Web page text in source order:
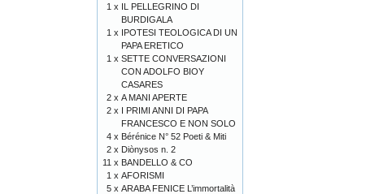
1 x IL PELLEGRINO DI
BURDIGALA
1 x IPOTESI TEOLOGICA DI UN
PAPA ERETICO
1 x SETTE CONVERSAZIONI
CON ADOLFO BIOY
CASARES
2 x A MANI APERTE
2 x I PRIMI ANNI DI PAPA
FRANCESCO E NON SOLO
4 x Bérénice N° 52 Poeti & Miti
2 x Diònysos n. 2
11 x BANDELLO & CO
1 x AFORISMI
5 x ARABA FENICE L’immortalità